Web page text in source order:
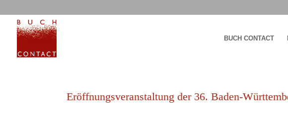
BUCH CONTACT
Eröffnungsveranstaltung der 36. Baden-